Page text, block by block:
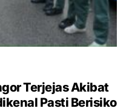
Terjejas Akibat
Pasti Berisiko